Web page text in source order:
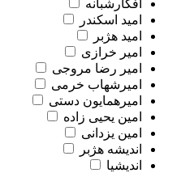
افکارشبانه
امید اسکندر
امید هژبر
امیر خرازی
امیر رضا مروجی
امیرشهاب خرمی
امیرهمایون دستی
امین یحیی زاده
امین یزدانی
اندیشه هژبر
اندیشیا